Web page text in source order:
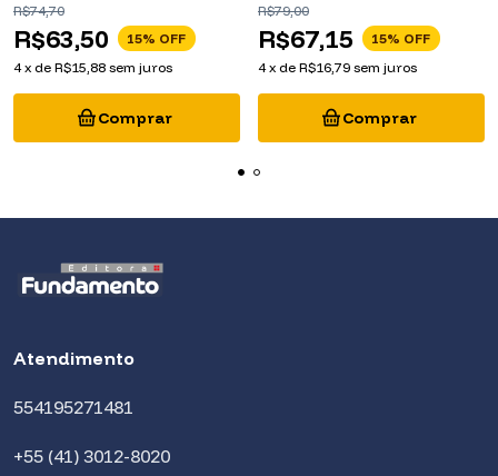
Volume 1
R$63,50
R$74,70
15% OFF
4 x de R$15,88 sem juros
Dragões, Volume 4
R$67,15
R$79,00
15% OFF
4 x de R$16,79 sem juros
Atendimento
554195271481
+55 (41) 3012-8020